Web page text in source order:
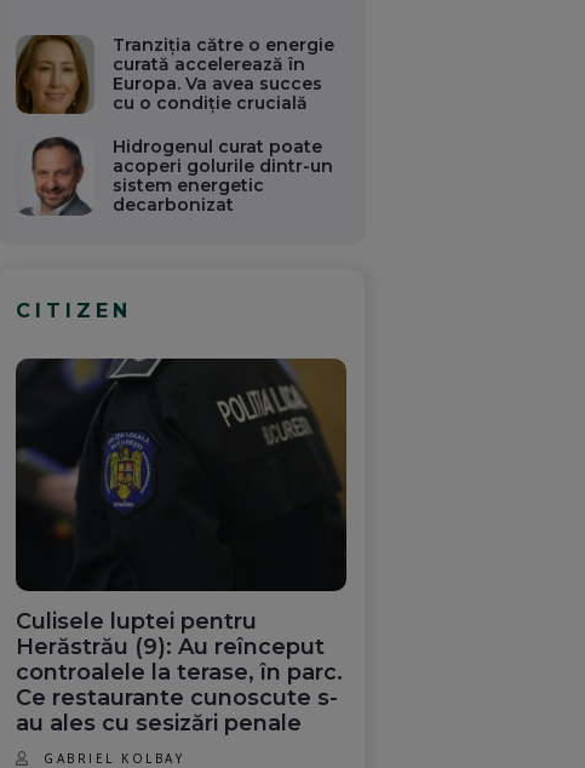
Tranziția către o energie
curată accelerează în
Europa. Va avea succes
cu o condiție crucială
Hidrogenul curat poate
acoperi golurile dintr-un
sistem energetic
decarbonizat
CITIZEN
Culisele luptei pentru
Herăstrău (9): Au reînceput
controalele la terase, în parc.
Ce restaurante cunoscute s-
au ales cu sesizări penale
GABRIEL KOLBAY